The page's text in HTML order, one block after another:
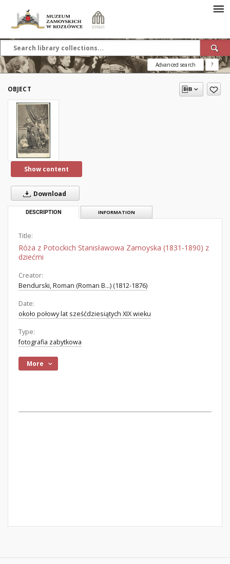
Advanced search ?
OBJECT
Show content
Download
DESCRIPTION INFORMATION
Title:
Róża z Potockich Stanisławowa Zamoyska (1831-1890) z
dziećmi
Creator:
Bendurski, Roman (Roman B...) (1812-1876)
Date:
około połowy lat sześćdziesiątych XIX wieku
Type:
fotografia zabytkowa
More